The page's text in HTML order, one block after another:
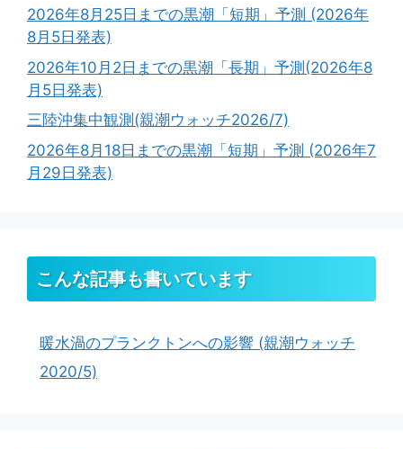
2026年8月25日までの黒潮「短期」予測 (2026年
8月5日発表)
2026年10月2日までの黒潮「長期」予測(2026年8
月5日発表)
三陸沖集中観測(親潮ウォッチ2026/7)
2026年8月18日までの黒潮「短期」予測 (2026年7
月29日発表)
こんな記事も書いています
暖水渦のプランクトンへの影響 (親潮ウォッチ
2020/5)